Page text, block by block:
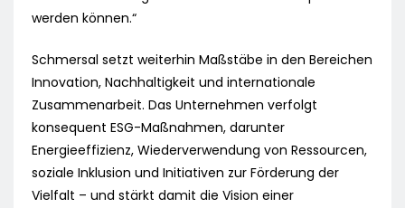
werden können.“
Schmersal setzt weiterhin Maßstäbe in den Bereichen
Innovation, Nachhaltigkeit und internationale
Zusammenarbeit. Das Unternehmen verfolgt
konsequent ESG-Maßnahmen, darunter
Energieeffizienz, Wiederverwendung von Ressourcen,
soziale Inklusion und Initiativen zur Förderung der
Vielfalt – und stärkt damit die Vision einer